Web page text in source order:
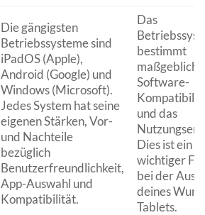
Die gängigsten
Betriebssysteme sind
iPadOS (Apple),
Android (Google) und
Windows (Microsoft).
Jedes System hat seine
eigenen Stärken, Vor-
und Nachteile
bezüglich
Benutzerfreundlichkeit,
App-Auswahl und
Kompatibilität.
Das
bestimmt
maßgeblich
Software-
und das
Dies ist ein
wichtiger
bei der
deines
Tablets.